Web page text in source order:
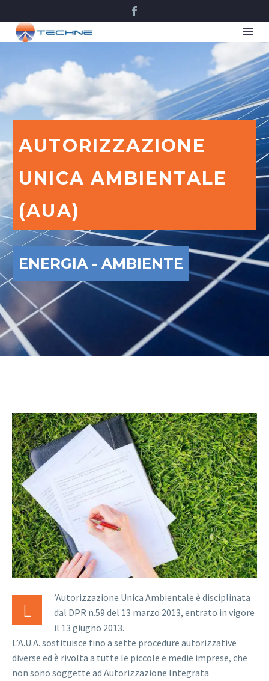
AUTORIZZAZIONE
UNICA AMBIENTALE
(AUA)
ENERGIA - AMBIENTE
L
’Autorizzazione Unica Ambientale è disciplinata
dal DPR n.59 del 13 marzo 2013, entrato in vigore
il 13 giugno 2013.
L’A.U.A. sostituisce fino a sette procedure autorizzative
diverse ed è rivolta a tutte le piccole e medie imprese, che
non sono soggette ad Autorizzazione Integrata